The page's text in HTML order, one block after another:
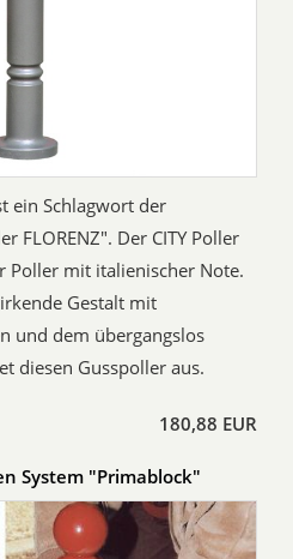
ein Schlagwort der
FLORENZ". Der CITY Poller
Poller mit italienischer Note.
Gestalt mit
und dem übergangslos
diesen Gusspoller aus.
180,88 EUR
System "Primablock"